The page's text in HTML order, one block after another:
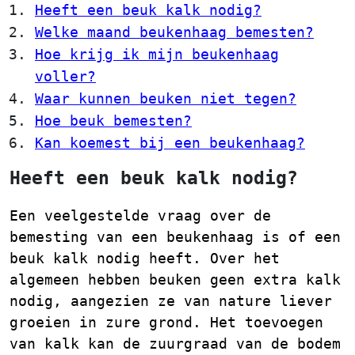
Heeft een beuk kalk nodig?
Welke maand beukenhaag bemesten?
Hoe krijg ik mijn beukenhaag
voller?
Waar kunnen beuken niet tegen?
Hoe beuk bemesten?
Kan koemest bij een beukenhaag?
Heeft een beuk kalk nodig?
Een veelgestelde vraag over de
bemesting van een beukenhaag is of een
beuk kalk nodig heeft. Over het
algemeen hebben beuken geen extra kalk
nodig, aangezien ze van nature liever
groeien in zure grond. Het toevoegen
van kalk kan de zuurgraad van de bodem